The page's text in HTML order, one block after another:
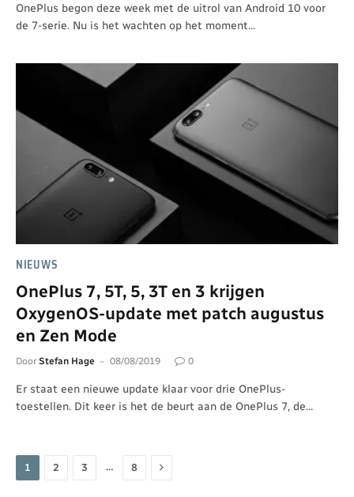
OnePlus begon deze week met de uitrol van Android 10 voor
de 7-serie. Nu is het wachten op het moment…
NIEUWS
OnePlus 7, 5T, 5, 3T en 3 krijgen
OxygenOS-update met patch augustus
en Zen Mode
Door Stefan Hage 08/08/2019 0
Er staat een nieuwe update klaar voor drie OnePlus-
toestellen. Dit keer is het de beurt aan de OnePlus 7, de…
1 2 3 … 8 Volgende